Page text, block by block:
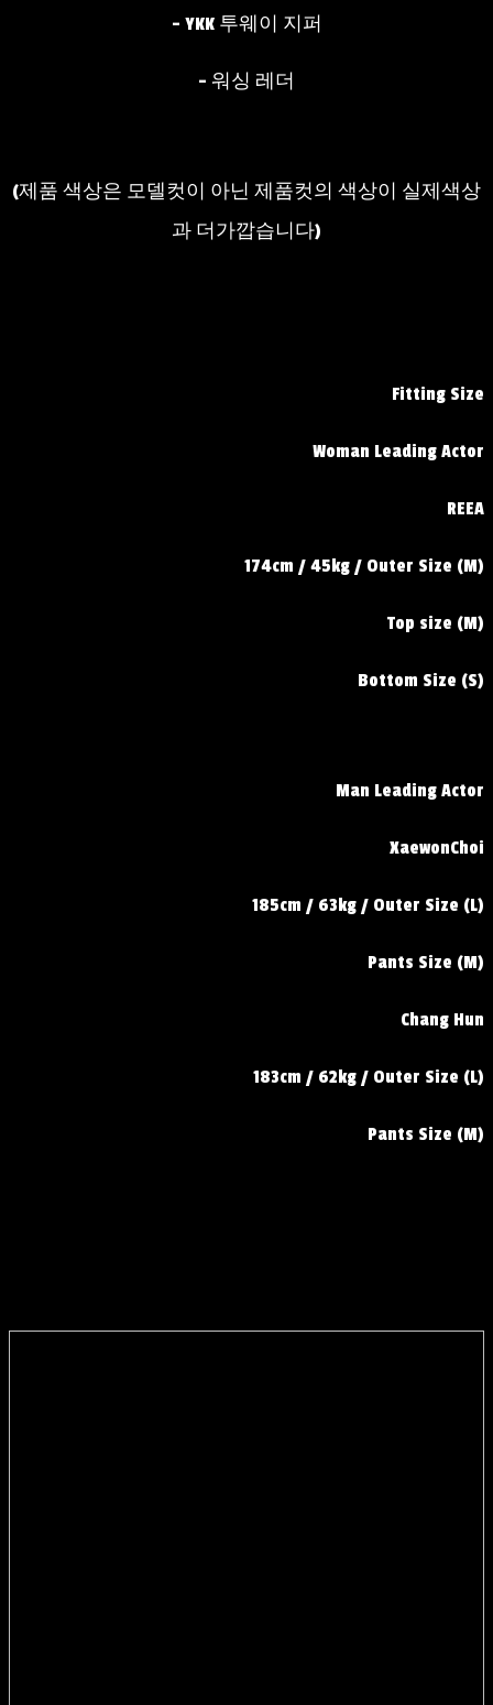
- YKK 투웨이 지퍼
- 워싱 레더
(제품 색상은 모델컷이 아닌 제품컷의 색상이 실제색상
과 더가깝습니다)
Fitting Size
Woman Leading Actor
REEA
174cm / 45kg / Outer Size (M)
Top size (M)
Bottom Size (S)
Man Leading Actor
XaewonChoi
185cm / 63kg / Outer Size (L)
Pants Size (M)
Chang Hun
183cm / 62kg / Outer Size (L)
Pants Size (M)